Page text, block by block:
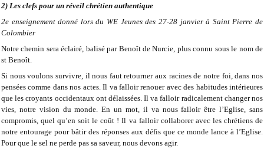
2) Les clefs pour un réveil chrétien authentique
2e enseignement donné lors du WE Jeunes des 27-28 janvier à Saint Pierre de
Colombier
Notre chemin sera éclairé, balisé par Benoît de Nurcie, plus connu sous le nom de
st Benoît.
Si nous voulons survivre, il nous faut retourner aux racines de notre foi, dans nos
pensées comme dans nos actes. Il va falloir renouer avec des habitudes intérieures
que les croyants occidentaux ont délaissées. Il va falloir radicalement changer nos
vies, notre vision du monde. En un mot, il va nous falloir être l’Eglise, sans
compromis, quel qu’en soit le coût ! Il va falloir collaborer avec les chrétiens de
notre entourage pour bâtir des réponses aux défis que ce monde lance à l’Eglise.
Pour que le sel ne perde pas sa saveur, nous devons agir.